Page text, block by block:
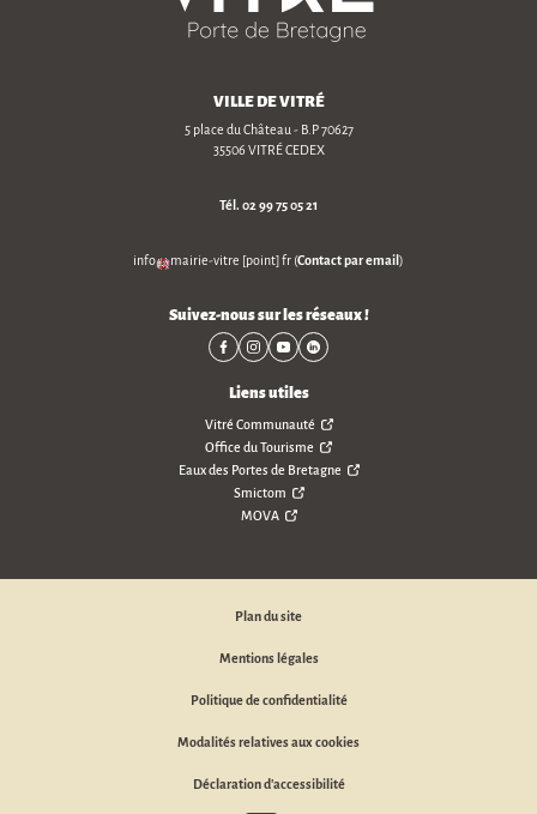
VILLE DE VITRÉ
5 place du Château - B.P 70627
35506 VITRÉ CEDEX
Tél.02 99 75 05 21
info mairie-vitre [point]fr (Contact par email)
Liens utiles
Vitré Communauté
Office du Tourisme
Eaux des Portes de Bretagne
Smictom
MOVA
Suivez-nous sur les réseaux !
Plan du site
Mentions légales
Politique de confidentialité
Modalités relatives aux cookies
Déclaration d'accessibilité